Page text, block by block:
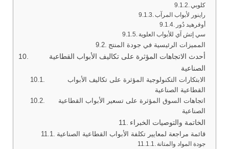
كلوبي
راينور لأبواب المرآب
أوفرهيد دُور
سي إتش آي للأبواب العلوية
المميزات الرئيسية في جودة المنتج
أحدث الاتجاهات المؤثرة على تكاليف الأبواب القطاعية
الصناعية
الابتكارات التكنولوجية المؤثرة على تكاليف الأبواب
القطاعية الصناعية
اتجاهات السوق المؤثرة على تسعير الأبواب القطاعية
الصناعية
الخاتمة والتوصيات الخبراء
قائمة مراجعة لمعايير تكلفة الأبواب القطاعية الصناعية
جودة المواد والمتانة